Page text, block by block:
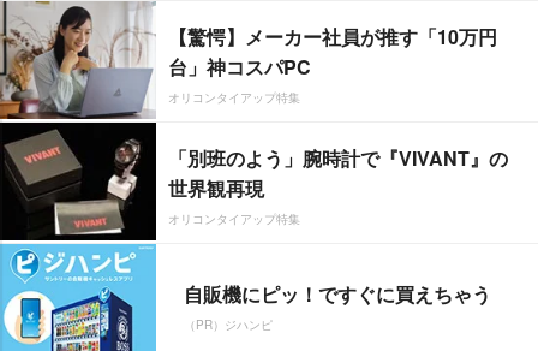
【驚愕】メーカー社員が推す「10万円
台」神コスパPC
オリコンタイアップ特集
「別班のよう」腕時計で『VIVANT』の
世界観再現
オリコンタイアップ特集
自販機にピッ！ですぐに買えちゃう
（PR）ジハンピ